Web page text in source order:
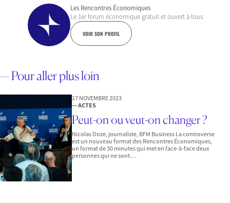
Les Rencontres Économiques
Le 1er forum économique gratuit et ouvert à tous
VOIR SON PROFIL
— Pour aller plus loin
17 NOVEMBRE 2023
— ACTES
Peut-on ou veut-on changer ?
Nicolas Doze, journaliste, BFM Business La controverse
est un nouveau format des Rencontres Économiques,
un format de 30 minutes qui met en face-à-face deux
personnes qui ne sont…